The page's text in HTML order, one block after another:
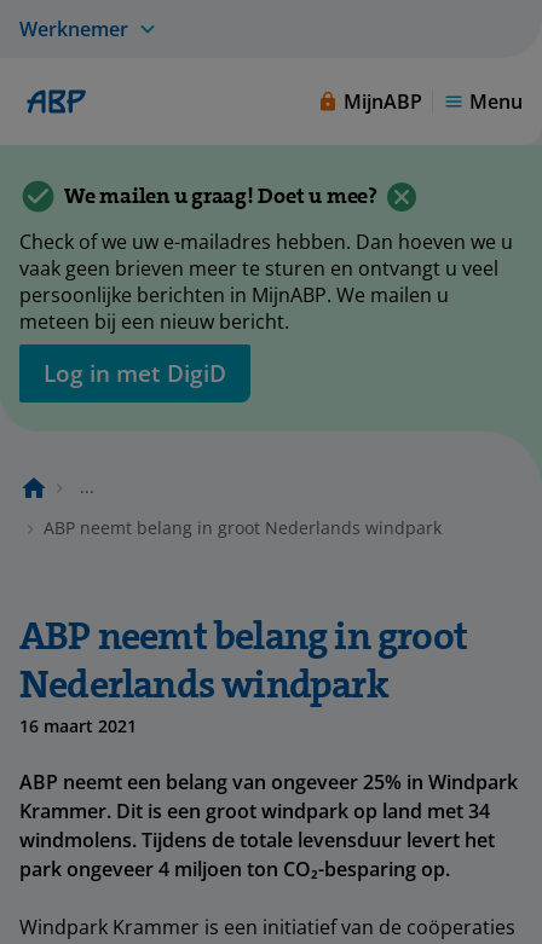
Werknemer
MijnABP Menu
We mailen u graag! Doet u mee?
Check of we uw e-mailadres hebben. Dan hoeven we u
vaak geen brieven meer te sturen en ontvangt u veel
persoonlijke berichten in MijnABP. We mailen u
meteen bij een nieuw bericht.
Log in met DigiD
...
ABP neemt belang in groot Nederlands windpark
ABP neemt belang in groot
Nederlands windpark
16 maart 2021
ABP neemt een belang van ongeveer 25% in Windpark
Krammer. Dit is een groot windpark op land met 34
windmolens. Tijdens de totale levensduur levert het
park ongeveer 4 miljoen ton CO₂-besparing op.
Windpark Krammer is een initiatief van de coöperaties